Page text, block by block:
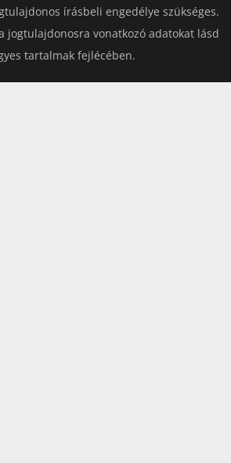
írásbeli engedélye szükséges.
jogtulajdonosra vonatkozó adatokat lásd
tartalmak fejlécében.